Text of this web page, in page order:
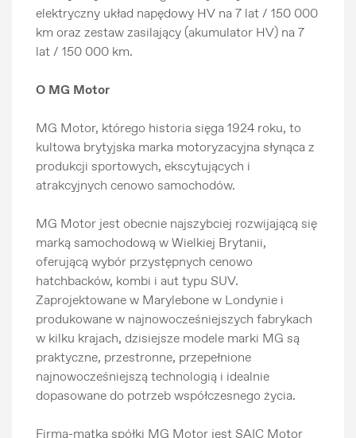
Informacje prasowe
elektryczny układ napędowy HV na 7 lat / 150 000
km oraz zestaw zasilający (akumulator HV) na 7
lat / 150 000 km.
O MG Motor
MG Motor, którego historia sięga 1924 roku, to
kultowa brytyjska marka motoryzacyjna słynąca z
produkcji sportowych, ekscytujących i
atrakcyjnych cenowo samochodów.
MG Motor jest obecnie najszybciej rozwijającą się
marką samochodową w Wielkiej Brytanii,
oferującą wybór przystępnych cenowo
hatchbacków, kombi i aut typu SUV.
Zaprojektowane w Marylebone w Londynie i
produkowane w najnowocześniejszych fabrykach
w kilku krajach, dzisiejsze modele marki MG są
praktyczne, przestronne, przepełnione
najnowocześniejszą technologią i idealnie
dopasowane do potrzeb współczesnego życia.
Firma-matka spółki MG Motor jest SAIC Motor